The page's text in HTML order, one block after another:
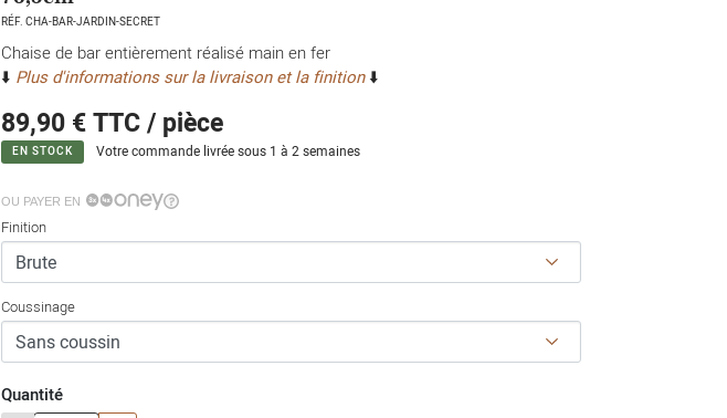
RÉF. CHA-BAR-JARDIN-SECRET
Chaise de bar entièrement réalisé main en fer
⬇️ Plus d'informations sur la livraison et la finition⬇️
89,90 €TTC / pièce
EN STOCK Votre commande livrée sous 1 à 2 semaines
OU PAYER EN
Finition
Coussinage
Quantité